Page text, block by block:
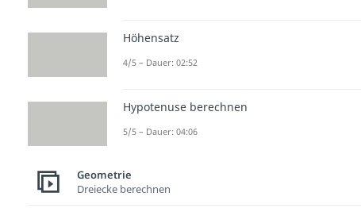
Höhensatz
4/5 – Dauer: 02:52
Hypotenuse berechnen
5/5 – Dauer: 04:06
Geometrie
Dreiecke berechnen